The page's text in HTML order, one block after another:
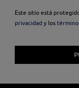
Este sitio está
privacidad y los